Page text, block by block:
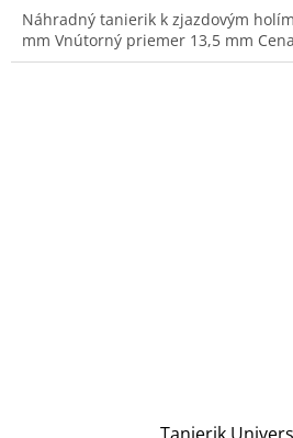
Náhradný tanierik k zjazdovým
mm Vnútorný priemer 13,5 mm
Tanierik